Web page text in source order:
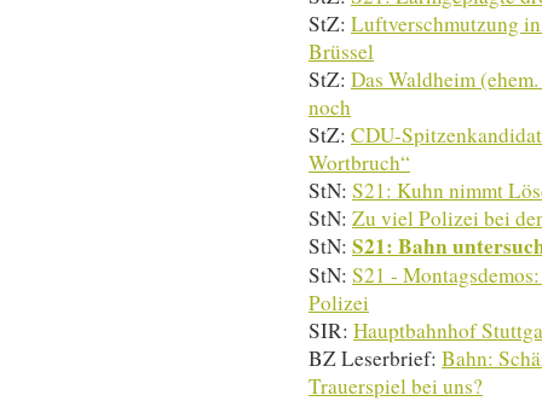
StZ: Luftverschmutzung
Brüssel
StZ: Das Waldheim
noch
StZ: CDU-
Wortbruch“
StN: S21: Kuhn nimmt
StN: Zu viel Polizei bei
StN: S21: Bahn
StN: S21 -
Polizei
SIR: Hauptbahnhof
BZ Leserbrief: Bahn:
Trauerspiel bei uns?